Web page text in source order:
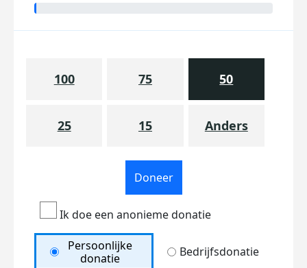
100 75 50
25 15 Anders
Doneer
Ik doe een anonieme donatie
Persoonlijke
donatie
Bedrijfsdonatie